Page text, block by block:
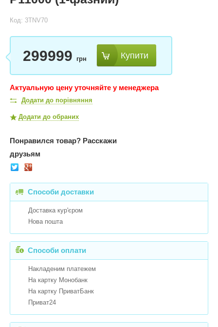
Код: 3TNV70
299999 грн Купити
Актуальную цену уточняйте у менеджера
Додати до порівняння
Додати до обраних
Понравился товар? Расскажи
друзьям
Способи доставки
Доставка кур'єром
Нова пошта
Способи оплати
Накладеним платежем
На картку Монобанк
На картку ПриватБанк
Приват24